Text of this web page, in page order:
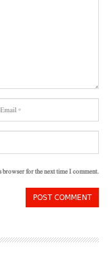
browser for the next time I comment.